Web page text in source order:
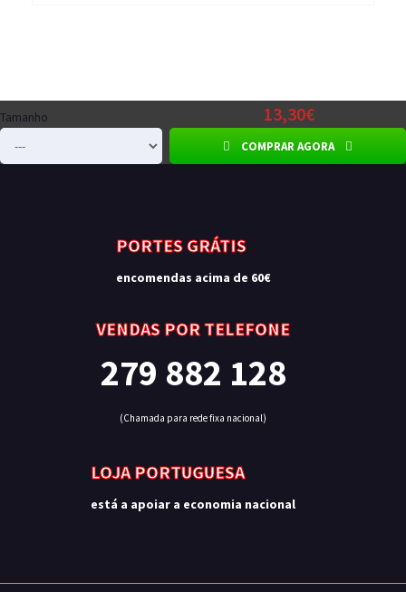
Tamanho 13,30€
COMPRAR AGORA
PORTES GRÁTIS
encomendas acima de 60€
VENDAS POR TELEFONE
279 882 128
(Chamada para rede fixa nacional)
LOJA PORTUGUESA
está a apoiar a economia nacional